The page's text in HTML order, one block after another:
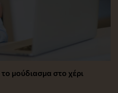
μούδιασμα στο χέρι